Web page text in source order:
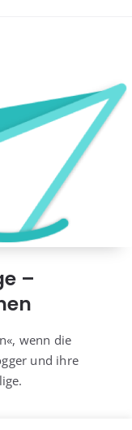
–
wenn die
und ihre